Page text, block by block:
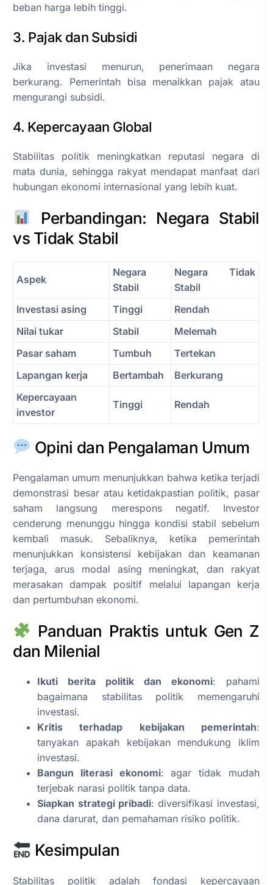
beban harga lebih tinggi.
3. Pajak dan Subsidi
Jika investasi menurun, penerimaan negara
berkurang. Pemerintah bisa menaikkan pajak atau
mengurangi subsidi.
4. Kepercayaan Global
Stabilitas politik meningkatkan reputasi negara di
mata dunia, sehingga rakyat mendapat manfaat dari
hubungan ekonomi internasional yang lebih kuat.
Perbandingan: Negara Stabil
vs Tidak Stabil
Aspek
Negara
Stabil
Negara Tidak
Stabil
Investasi asing
Tinggi
Rendah
Nilai tukar
Stabil
Melemah
Pasar saham
Tumbuh
Tertekan
Lapangan kerja
Bertambah
Berkurang
Kepercayaan
investor
Tinggi Rendah
Opini dan Pengalaman Umum
Pengalaman umum menunjukkan bahwa ketika terjadi
demonstrasi besar atau ketidakpastian politik, pasar
saham langsung merespons negatif. Investor
cenderung menunggu hingga kondisi stabil sebelum
kembali masuk. Sebaliknya, ketika pemerintah
menunjukkan konsistensi kebijakan dan keamanan
terjaga, arus modal asing meningkat, dan rakyat
merasakan dampak positif melalui lapangan kerja
dan pertumbuhan ekonomi.
Panduan Praktis untuk Gen Z
dan Milenial
Ikuti berita politik dan ekonomi: pahami
bagaimana stabilitas politik memengaruhi
investasi.
Kritis terhadap kebijakan pemerintah:
tanyakan apakah kebijakan mendukung iklim
investasi.
Bangun literasi ekonomi: agar tidak mudah
terjebak narasi politik tanpa data.
Siapkan strategi pribadi: diversifikasi investasi,
dana darurat, dan pemahaman risiko politik.
Kesimpulan
Stabilitas politik adalah fondasi kepercayaan